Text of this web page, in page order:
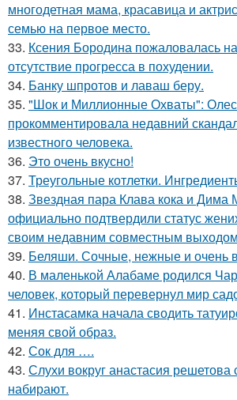
многодетная мама, красавица и
семью на первое место.
33. Ксения Бородина пожаловалась
отсутствие прогресса в похудении.
34. Банку шпротов и лаваш беру.
35. "Шок и Миллионные Охваты":
прокомментировала недавний
известного человека.
36. Это очень вкусно!
37. Треугольные котлетки.
38. Звездная пара Клава кока и Дима
официально подтвердили статус
своим недавним совместным
39. Беляши. Сочные, нежные и очень
40. В маленькой Алабаме родился
человек, который перевернул мир
41. Инстасамка начала сводить
меняя свой образ.
42. Сок для ….
43. Слухи вокруг анастасия решетова
набирают.